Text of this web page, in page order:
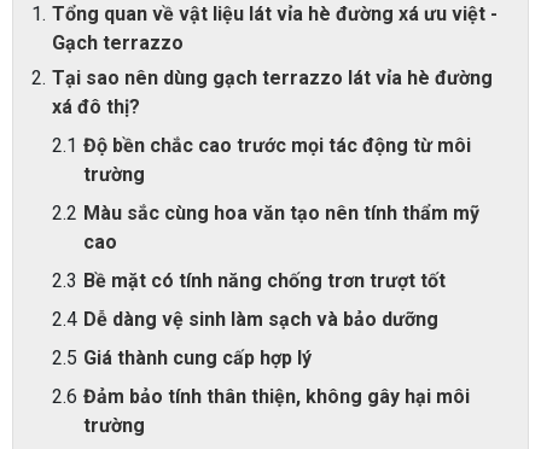
Tổng quan về vật liệu lát vỉa hè đường xá ưu việt -
Gạch terrazzo
Tại sao nên dùng gạch terrazzo lát vỉa hè đường
xá đô thị?
Độ bền chắc cao trước mọi tác động từ môi
trường
Màu sắc cùng hoa văn tạo nên tính thẩm mỹ
cao
Bề mặt có tính năng chống trơn trượt tốt
Dễ dàng vệ sinh làm sạch và bảo dưỡng
Giá thành cung cấp hợp lý
Đảm bảo tính thân thiện, không gây hại môi
trường